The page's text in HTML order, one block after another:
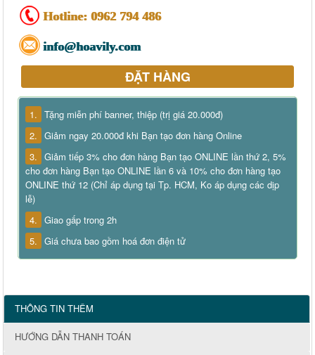
Hotline: 0962 794 486
info@hoavily.com
ĐẶT HÀNG
1. Tặng miễn phí banner, thiệp (trị giá 20.000đ)
2. Giảm ngay 20.000đ khi Bạn tạo đơn hàng Online
3. Giảm tiếp 3% cho đơn hàng Bạn tạo ONLINE lần thứ 2, 5%
cho đơn hàng Bạn tạo ONLINE lần 6 và 10% cho đơn hàng tạo
ONLINE thứ 12 (Chỉ áp dụng tại Tp. HCM, Ko áp dụng các dịp
lễ)
4. Giao gấp trong 2h
5. Giá chưa bao gồm hoá đơn điện tử
THÔNG TIN THÊM
HƯỚNG DẪN THANH TOÁN